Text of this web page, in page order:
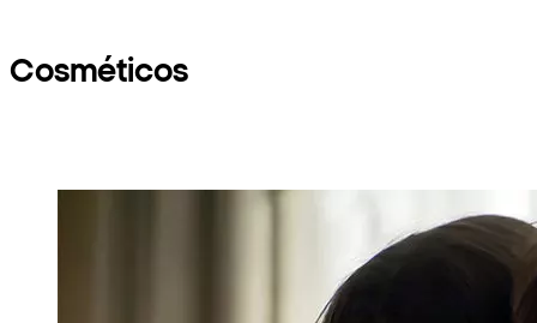
Cosméticos